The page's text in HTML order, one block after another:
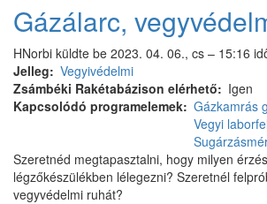
Gázálarc,
HNorbi küldte be 2023. 04. 06., cs – 15:16
Jelleg
Vegyivédelmi
Zsámbéki Rakétabázison elérhető
Igen
Kapcsolódó programelemek Gázkamrás
Vegyi
Szeretnéd megtapasztalni, hogy milyen
légzőkészülékben lélegezni? Szeretnél
vegyvédelmi ruhát?